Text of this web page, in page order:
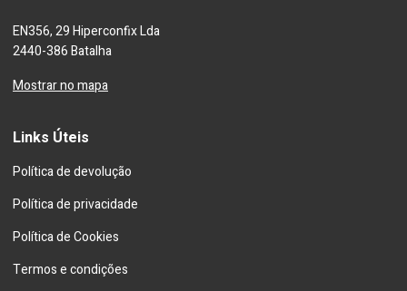
EN356, 29 Hiperconfix Lda
2440-386 Batalha
Mostrar no mapa
Links Úteis
Política de devolução
Política de privacidade
Política de Cookies
Termos e condições